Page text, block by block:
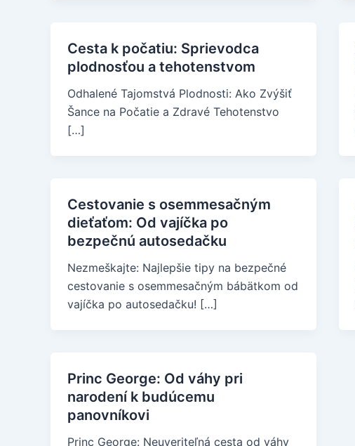
Cesta k počatiu: Sprievodca
plodnosťou a tehotenstvom
Odhalené Tajomstvá Plodnosti: Ako Zvýšiť
Šance na Počatie a Zdravé Tehotenstvo
[…]
Cestovanie s osemmesačným
dieťaťom: Od vajíčka po
bezpečnú autosedačku
Nezmeškajte: Najlepšie tipy na bezpečné
cestovanie s osemmesačným bábätkom od
vajíčka po autosedačku! […]
Princ George: Od váhy pri
narodení k budúcemu
panovníkovi
Princ George: Neuveriteľná cesta od váhy